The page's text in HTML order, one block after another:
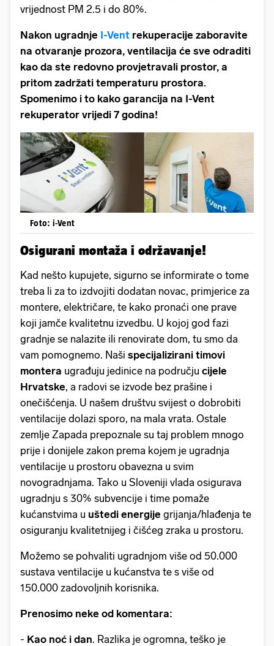
vrijednost PM 2.5 i do 80%.
Nakon ugradnje I-Vent rekuperacije zaboravite
na otvaranje prozora, ventilacija će sve odraditi
kao da ste redovno provjetravali prostor, a
pritom zadržati temperaturu prostora.
Spomenimo i to kako garancija na I-Vent
rekuperator vrijedi 7 godina!
Foto: i-Vent
Osigurani montaža i održavanje!
Kad nešto kupujete, sigurno se informirate o tome
treba li za to izdvojiti dodatan novac, primjerice za
montere, električare, te kako pronaći one prave
koji jamče kvalitetnu izvedbu. U kojoj god fazi
gradnje se nalazite ili renovirate dom, tu smo da
vam pomognemo. Naši specijalizirani timovi
montera ugrađuju jedinice na području cijele
Hrvatske, a radovi se izvode bez prašine i
onečišćenja. U našem društvu svijest o dobrobiti
ventilacije dolazi sporo, na mala vrata. Ostale
zemlje Zapada prepoznale su taj problem mnogo
prije i donijele zakon prema kojem je ugradnja
ventilacije u prostoru obavezna u svim
novogradnjama. Tako u Sloveniji vlada osigurava
ugradnju s 30% subvencije i time pomaže
kućanstvima u uštedi energije grijanja/hlađenja te
osiguranju kvalitetnijeg i čišćeg zraka u prostoru.
Možemo se pohvaliti ugradnjom više od 50.000
sustava ventilacije u kućanstva te s više od
150.000 zadovoljnih korisnika.
Prenosimo neke od komentara:
- Kao noć i dan. Razlika je ogromna, teško je